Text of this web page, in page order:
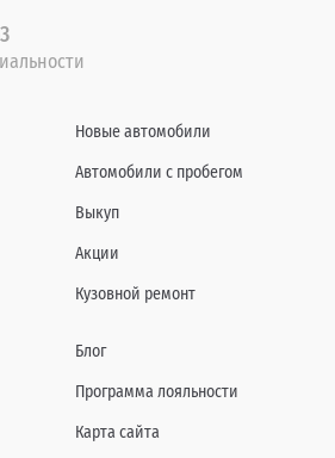
Новые автомобили
Автомобили с пробегом
Выкуп
Акции
Кузовной ремонт
Блог
Программа лояльности
Карта сайта